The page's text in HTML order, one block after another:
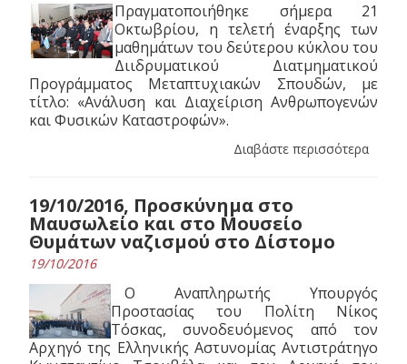
Πραγματοποιήθηκε σήμερα 21
Οκτωβρίου, η τελετή έναρξης των
μαθημάτων του δεύτερου κύκλου του
Διιδρυματικού Διατμηματικού
Προγράμματος Μεταπτυχιακών Σπουδών, με
τίτλο: «Ανάλυση και Διαχείριση Ανθρωπογενών
και Φυσικών Καταστροφών».
Διαβάστε περισσότερα
19/10/2016, Προσκύνημα στο
Μαυσωλείο και στο Μουσείο
Θυμάτων ναζισμού στο Δίστομο
19/10/2016
Ο Αναπληρωτής Υπουργός
Προστασίας του Πολίτη Νίκος
Τόσκας, συνοδευόμενος από τον
Αρχηγό της Ελληνικής Αστυνομίας Αντιστράτηγο